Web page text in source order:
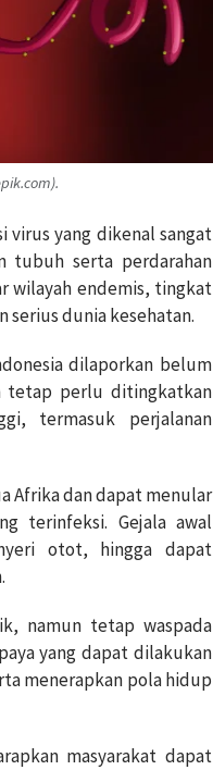
virus yang dikenal sangat
tubuh serta perdarahan
wilayah endemis, tingkat
dunia kesehatan.
dilaporkan belum
tetap perlu ditingkatkan
termasuk perjalanan
Afrika dan dapat menular
terinfeksi. Gejala awal
otot, hingga dapat
namun tetap waspada
yang dapat dilakukan
menerapkan pola hidup
masyarakat dapat